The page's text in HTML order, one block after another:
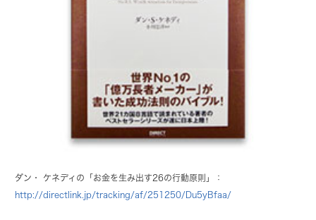
ダン・ ケネディの「お金を生み出す26の行動原則」：
http://directlink.jp/tracking/af/251250/Du5yBfaa/